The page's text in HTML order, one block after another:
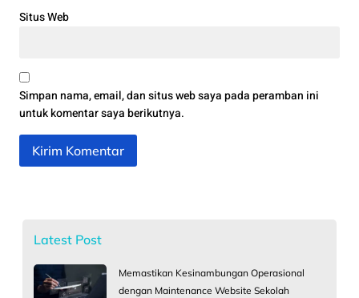
Situs Web
Simpan nama, email, dan situs web saya pada peramban ini
untuk komentar saya berikutnya.
Latest Post
Memastikan Kesinambungan Operasional
dengan Maintenance Website Sekolah